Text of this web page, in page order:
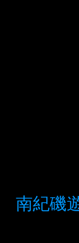
南紀磯